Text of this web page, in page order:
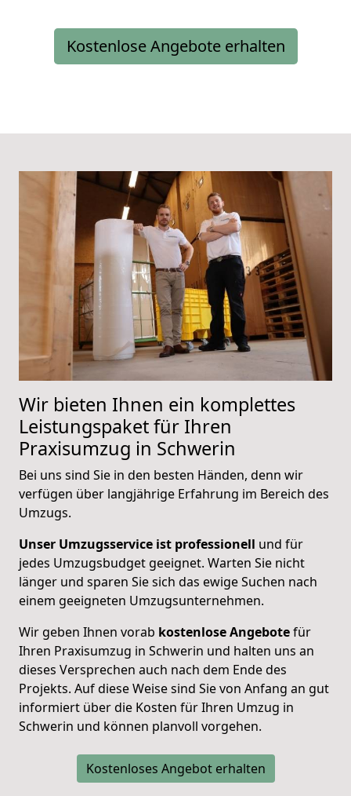
Kostenlose Angebote erhalten
Wir bieten Ihnen ein komplettes
Leistungspaket für Ihren
Praxisumzug in Schwerin
Bei uns sind Sie in den besten Händen, denn wir
verfügen über langjährige Erfahrung im Bereich des
Umzugs.
Unser Umzugsservice ist professionell und für
jedes Umzugsbudget geeignet. Warten Sie nicht
länger und sparen Sie sich das ewige Suchen nach
einem geeigneten Umzugsunternehmen.
Wir geben Ihnen vorab kostenlose Angebotefür
Ihren Praxisumzug in Schwerin und halten uns an
dieses Versprechen auch nach dem Ende des
Projekts. Auf diese Weise sind Sie von Anfang an gut
informiert über die Kosten für Ihren Umzug in
Schwerin und können planvoll vorgehen.
Kostenloses Angebot erhalten